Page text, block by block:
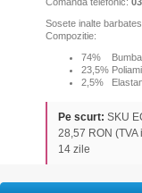
Sosete inalte
Compozitie:
74%
23,5%
2,5%
Pe scurt: SKU
28,57 RON (TVA
14 zile